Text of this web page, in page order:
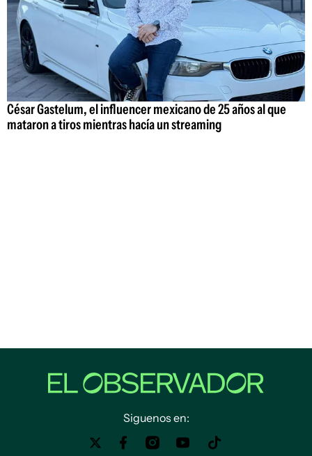
César Gastelum, el influencer mexicano de 25 años al que
mataron a tiros mientras hacía un streaming
Siguenos en: